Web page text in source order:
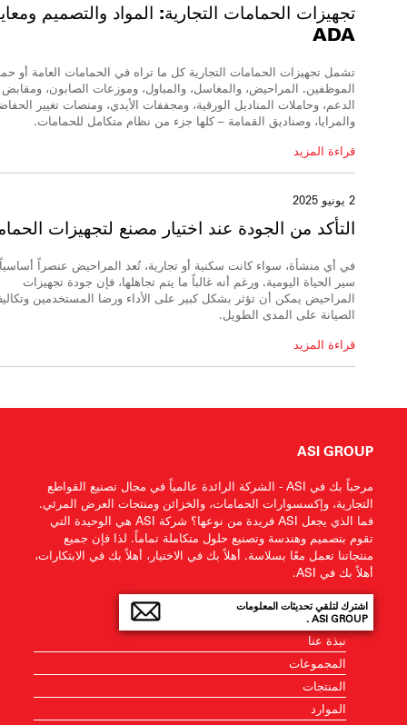
تجهيزات الحمامات التجارية: المواد والتصميم
ADA
تشمل تجهيزات الحمامات التجارية كل ما تراه في الحمامات العامة أو
الموظفين. المراحيض، والمغاسل، والمباول، وموزعات الصابون، ومقابض
الدعم، وحاملات المناديل الورقية، ومجففات الأيدي، ومنصات تغيير
والمرايا، وصناديق القمامة – كلها جزء من نظام متكامل للحمامات.
قراءة المزيد
2 يونيو 2025
التأكد من الجودة عند اختيار مصنع لتجهيزات
في أي منشأة، سواء كانت سكنية أو تجارية، تُعد المراحيض عنصراً
سير الحياة اليومية. ورغم أنه غالباً ما يتم تجاهلها، فإن جودة تجهيزات
المراحيض يمكن أن تؤثر بشكل كبير على الأداء ورضا المستخدمين
الصيانة على المدى الطويل.
قراءة المزيد
ASI GROUP
مرحباً بك في ASI - الشركة الرائدة عالمياً في مجال تصنيع القواطع
التجارية، وإكسسوارات الحمامات، والخزائن ومنتجات العرض المرئي.
فما الذي يجعل ASI فريدة من نوعها؟ شركة ASI هي الوحيدة التي
تقوم بتصميم وهندسة وتصنيع حلول متكاملة تماماً. لذا فإن جميع
منتجاتنا تعمل معًا بسلاسة. أهلاً بك في الاختيار، أهلاً بك في الابتكارات،
أهلاً بك في ASI.
اشترك لتلقي تحديثات المعلومات
ASI GROUP .
نبذة عنا
المجموعات
المنتجات
الموارد